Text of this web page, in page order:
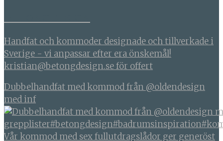
Handfat och kommoder designade och tillverkade i
Sverige - vi anpassar efter era önskemål!
kristian@betongdesign.se för offert
Dubbelhandfat med kommod från @oldendesign
med inf
Vår kommod med sex fullutdragslådor ger generöst